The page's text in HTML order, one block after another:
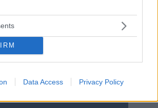
Data Access Privacy Policy
Schatzsuche: Was Experten rund
geborgene deutsche Motorrad
gefunden haben – Fotos